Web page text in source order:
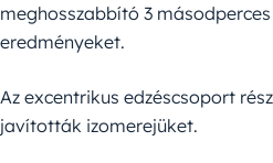
meghosszabbító 3
eredményeket.
Az excentrikus edzéscsoport
javították izomerejüket.